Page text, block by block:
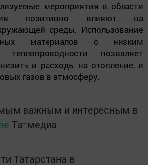
мероприятия в области
позитивно влияют на
среды. Использование
материалов с низким
теплопроводности позволяет
и расходы на отопление, и
газов в атмосферу.
важным и интересным в
Татмедиа
Татарстана в